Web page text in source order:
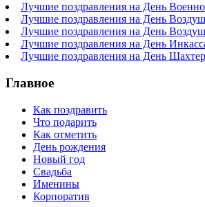
Лучшие поздравления на День
Лучшие поздравления на День
Лучшие поздравления на День
Лучшие поздравления на День
Лучшие поздравления на День
Главное
Как поздравить
Что подарить
Как отметить
День рождения
Новый год
Свадьба
Именины
Корпоратив